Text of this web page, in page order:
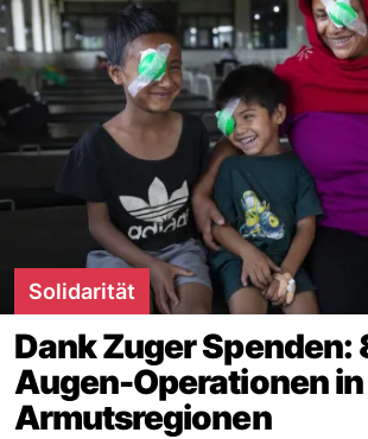
Solidarität
Dank Zuger Spenden:
Augen-Operationen in
Armutsregionen